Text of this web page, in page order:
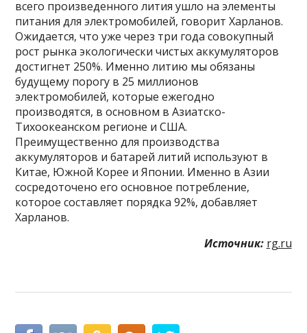
всего произведенного лития ушло на элементы
питания для электромобилей, говорит Харланов.
Ожидается, что уже через три года совокупный
рост рынка экологически чистых аккумуляторов
достигнет 250%. Именно литию мы обязаны
будущему порогу в 25 миллионов
электромобилей, которые ежегодно
производятся, в основном в Азиатско-
Тихоокеанском регионе и США.
Преимущественно для производства
аккумуляторов и батарей литий используют в
Китае, Южной Корее и Японии. Именно в Азии
сосредоточено его основное потребление,
которое составляет порядка 92%, добавляет
Харланов.
Источник: rg.ru